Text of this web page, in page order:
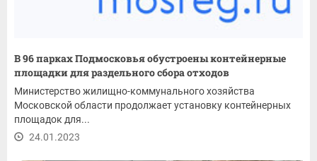
В 96 парках Подмосковья обустроены контейнерные
площадки для раздельного сбора отходов
Министерство жилищно-коммунального хозяйства
Московской области продолжает установку контейнерных
площадок для...
24.01.2023